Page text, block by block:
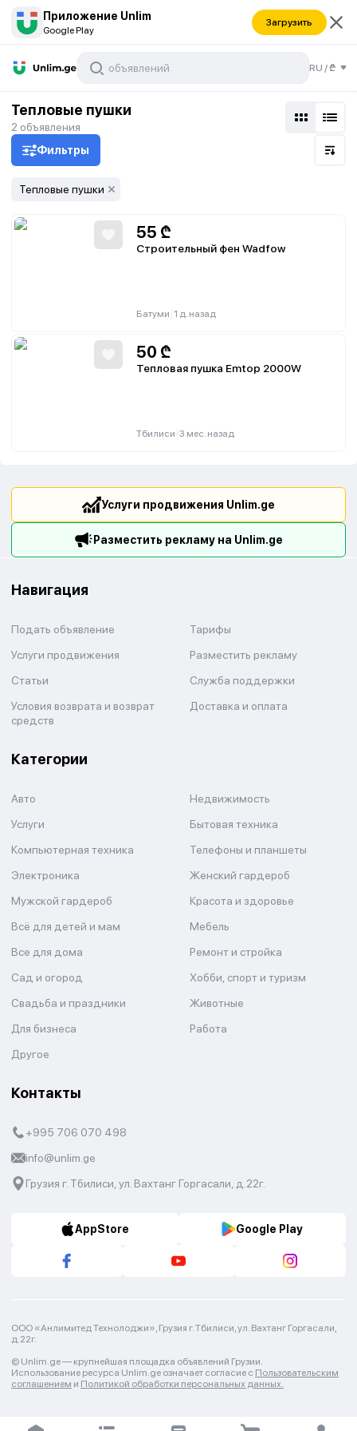
Приложение Unlim
Google Play
Загрузить
RU /₾
Тепловые пушки
2 объявления
Фильтры
Тепловые пушки
55 ₾
Строительный фен Wadfow
Батуми 1 д. назад
50 ₾
Тепловая пушка Emtop 2000W
Тбилиси 3 мес. назад
Услуги продвижения Unlim.ge
Разместить рекламу на Unlim.ge
Навигация
Подать объявление
Тарифы
Услуги продвижения
Разместить рекламу
Статьи
Служба поддержки
Условия возврата и возврат
средств
Доставка и оплата
Категории
Авто
Недвижимость
Услуги
Бытовая техника
Компьютерная техника
Телефоны и планшеты
Электроника
Женский гардероб
Мужской гардероб
Красота и здоровье
Всё для детей и мам
Мебель
Все для дома
Ремонт и стройка
Сад и огород
Хобби, спорт и туризм
Свадьба и праздники
Животные
Для бизнеса
Работа
Другое
Контакты
+995 706 070 498
info@unlim.ge
Грузия г. Тбилиси, ул. Вахтанг Горгасали, д.22г.
AppStore Google Play
ООО «Анлимитед Технолоджи», Грузия г. Тбилиси, ул. Вахтанг Горгасали,
д.22г.
© Unlim.ge — крупнейшая площадка объявлений Грузии.
Использование ресурса Unlim.ge означает согласие с Пользовательским
соглашением и Политикой обработки персональных данных.